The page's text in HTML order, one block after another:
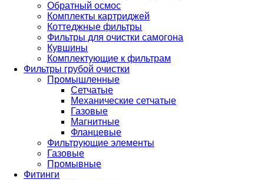
Обратный осмос
Комплекты картриджей
Коттеджные фильтры
Фильтры для очистки самогона
Кувшины
Комплектующие к фильтрам
Фильтры грубой очистки
Промышленные
Сетчатые
Механические сетчатые
Газовые
Магнитные
Фланцевые
Фильтрующие элементы
Газовые
Промывные
Фитинги